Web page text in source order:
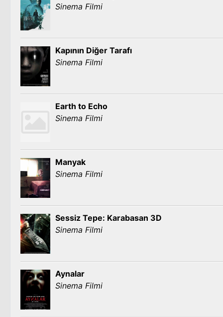
Sinema Filmi
Kapının Diğer Tarafı
Sinema Filmi
Earth to Echo
Sinema Filmi
Manyak
Sinema Filmi
Sessiz Tepe: Karabasan 3D
Sinema Filmi
Aynalar
Sinema Filmi